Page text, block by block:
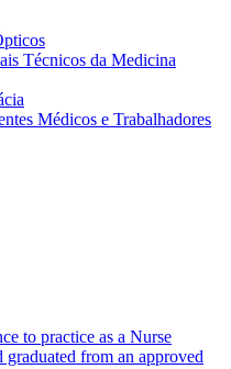
Técnicos da Medicina
Médicos e Trabalhadores
to practice as a Nurse
from an approved